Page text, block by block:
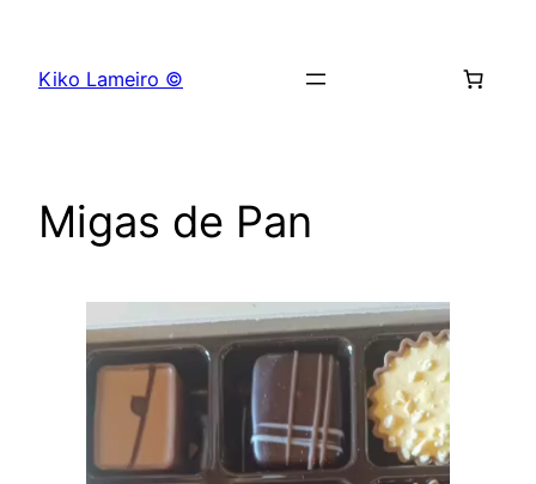
contenido
Kiko Lameiro ©
Migas de Pan